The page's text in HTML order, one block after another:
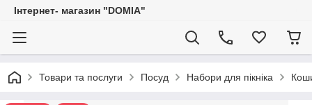
Iнтернет- магазин "DOMIA"
Товари та послуги Посуд Набори для пікніка